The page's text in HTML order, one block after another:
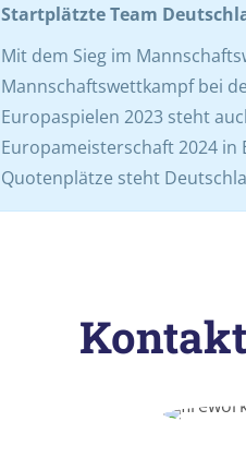
Startplätzte Team
Mit dem Sieg im
Mannschaftswettkampf bei
Europaspielen 2023 steht
Europameisterschaft 2024
Quotenplätze steht